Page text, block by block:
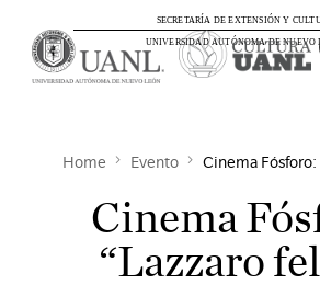
UNIVERSIDAD AUTÓNOMA DE NUEVO
SECRETARÍA DE EXTENSIÓN Y
Home Evento Cinema Fósforo:
Cinema
“Lazzaro